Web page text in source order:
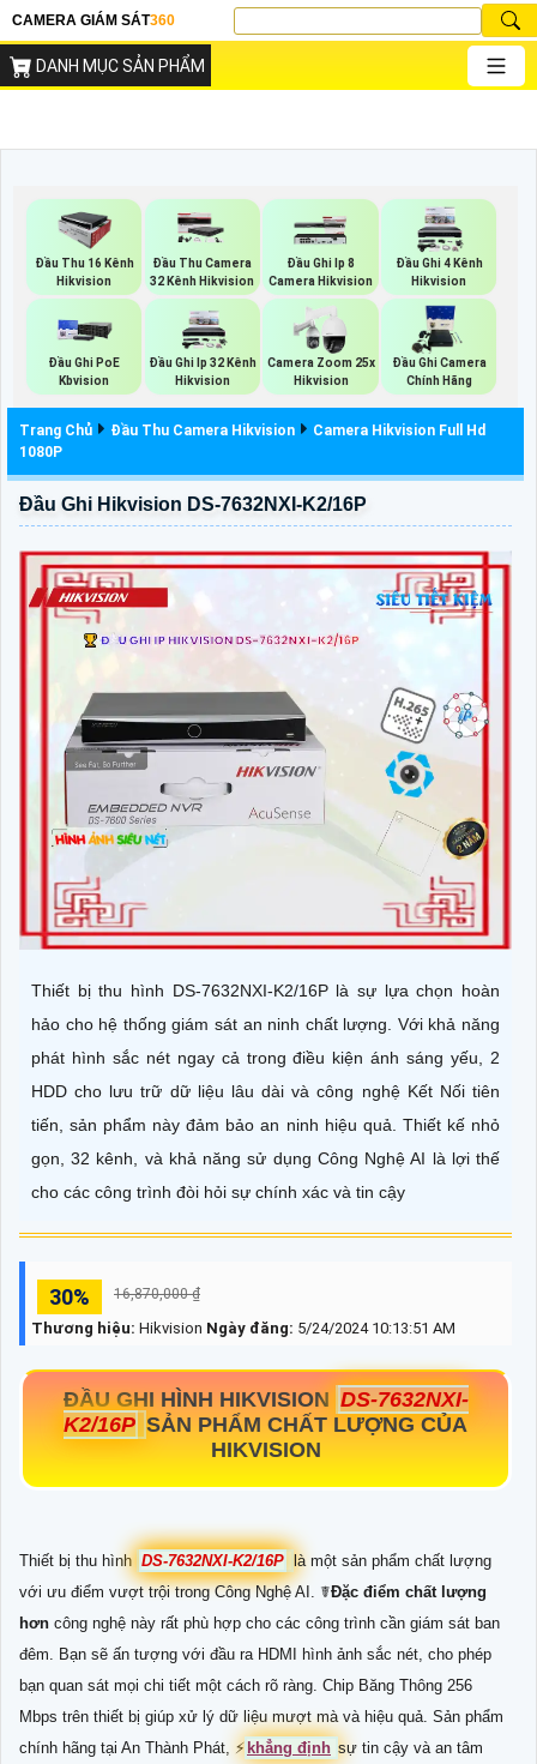
CAMERA GIÁM SÁT360
DANH MỤC SẢN PHẨM
Đầu Thu 16 Kênh
Hikvision
Đầu Thu Camera
32 Kênh Hikvision
Đầu Ghi Ip 8
Camera Hikvision
Đầu Ghi 4 Kênh
Hikvision
Đầu Ghi PoE
Kbvision
Đầu Ghi Ip 32 Kênh
Hikvision
Camera Zoom 25x
Hikvision
Đầu Ghi Camera
Chính Hãng
Trang Chủ Đầu Thu Camera Hikvision
Camera Hikvision Full Hd
1080P
Đầu Ghi Hikvision DS-7632NXI-K2/16P
Thiết bị thu hình DS-7632NXI-K2/16P là sự lựa chọn hoàn
hảo cho hệ thống giám sát an ninh chất lượng. Với khả năng
phát hình sắc nét ngay cả trong điều kiện ánh sáng yếu, 2
HDD cho lưu trữ dữ liệu lâu dài và công nghệ Kết Nối tiên
tiến, sản phẩm này đảm bảo an ninh hiệu quả. Thiết kế nhỏ
gọn, 32 kênh, và khả năng sử dụng Công Nghệ AI là lợi thế
cho các công trình đòi hỏi sự chính xác và tin cậy
30% 16,870,000 ₫
Thương hiệu: Hikvision Ngày đăng: 5/24/2024 10:13:51 AM
ĐẦU GHI HÌNH HIKVISION DS-7632NXI-
K2/16P SẢN PHẨM CHẤT LƯỢNG CỦA
HIKVISION
Thiết bị thu hình DS-7632NXI-K2/16P là một sản phẩm chất lượng
với ưu điểm vượt trội trong Công Nghệ AI. ☤Đặc điểm chất lượng
hơn công nghệ này rất phù hợp cho các công trình cần giám sát ban
đêm. Bạn sẽ ấn tượng với đầu ra HDMI hình ảnh sắc nét, cho phép
bạn quan sát mọi chi tiết một cách rõ ràng. Chip Băng Thông 256
Mbps trên thiết bị giúp xử lý dữ liệu mượt mà và hiệu quả. Sản phẩm
chính hãng tại An Thành Phát, ️⚡ khẳng định sự tin cậy và an tâm